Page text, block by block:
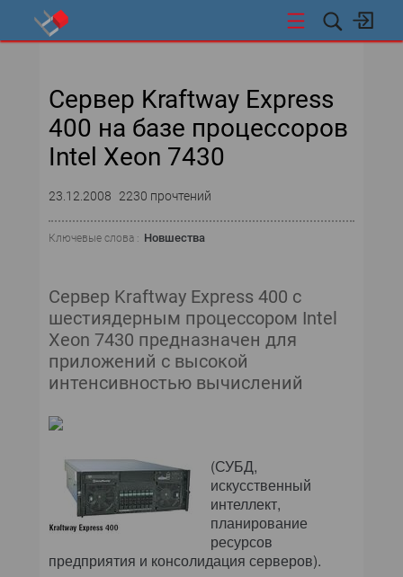
Сервер Kraftway Express
400 на базе процессоров
Intel Xeon 7430
23.12.2008 2230 прочтений
Ключевые слова : Новшества
Сервер Kraftway Express 400 с
шестиядерным процессором Intel
Xeon 7430 предназначен для
приложений с высокой
интенсивностью вычислений
(СУБД,
искусственный
интеллект,
планирование
ресурсов
предприятия и консолидация серверов).